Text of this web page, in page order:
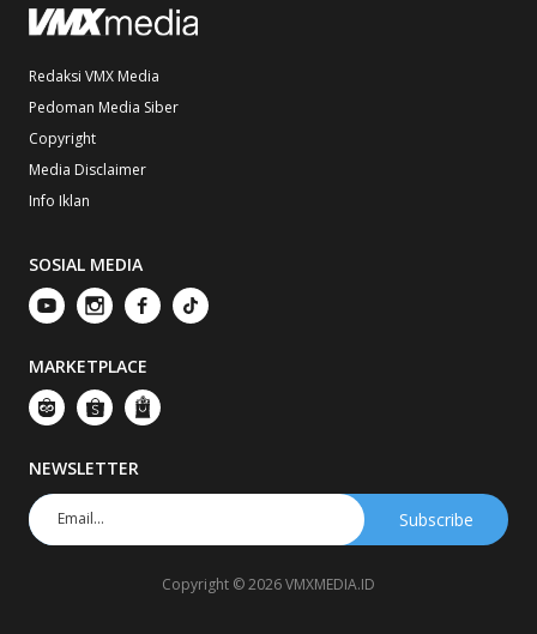
Redaksi VMX Media
Pedoman Media Siber
Copyright
Media Disclaimer
Info Iklan
SOSIAL MEDIA
MARKETPLACE
NEWSLETTER
Copyright © 2026 VMXMEDIA.ID